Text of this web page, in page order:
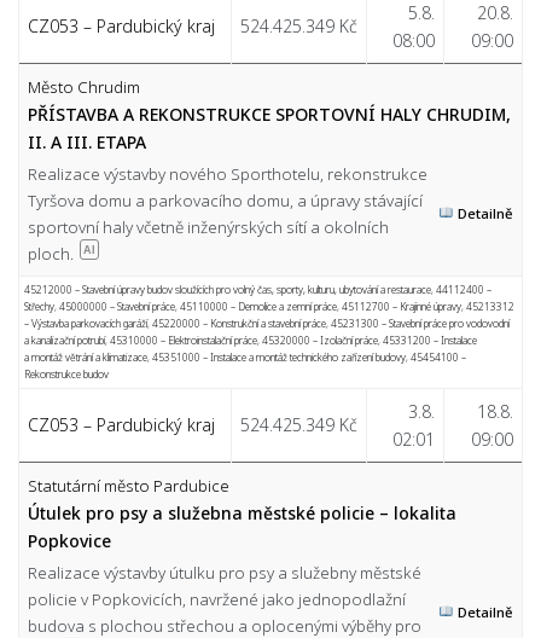
CZ053 – Pardubický kraj 524.425.349 Kč
5.8.
08:00
20.8.
09:00
Město Chrudim
PŘÍSTAVBA A REKONSTRUKCE SPORTOVNÍ HALY CHRUDIM,
II. A III. ETAPA
Realizace výstavby nového Sporthotelu, rekonstrukce
Tyršova domu a parkovacího domu, a úpravy stávající
sportovní haly včetně inženýrských sítí a okolních
ploch.
AI
Detailně
45212000 – Stavební úpravy budov sloužících pro volný čas, sporty, kulturu, ubytování a restaurace,44112400 –
Střechy,45000000 – Stavební práce,45110000 – Demolice a zemní práce,45112700 – Krajinné úpravy,45213312
– Výstavba parkovacích garáží,45220000 – Konstrukční a stavební práce,45231300 – Stavební práce pro vodovodní
a kanalizační potrubí,45310000 – Elektroinstalační práce,45320000 – Izolační práce,45331200 – Instalace
a montáž větrání a klimatizace,45351000 – Instalace a montáž technického zařízení budovy,45454100 –
Rekonstrukce budov
CZ053 – Pardubický kraj 524.425.349 Kč
3.8.
02:01
18.8.
09:00
Statutární město Pardubice
Útulek pro psy a služebna městské policie – lokalita
Popkovice
Realizace výstavby útulku pro psy a služebny městské
policie v Popkovicích, navržené jako jednopodlažní
budova s plochou střechou a oplocenými výběhy pro
Detailně